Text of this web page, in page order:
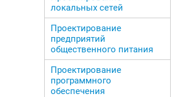
локальных сетей
Проектирование
предприятий
общественного питания
Проектирование
программного
обеспечения